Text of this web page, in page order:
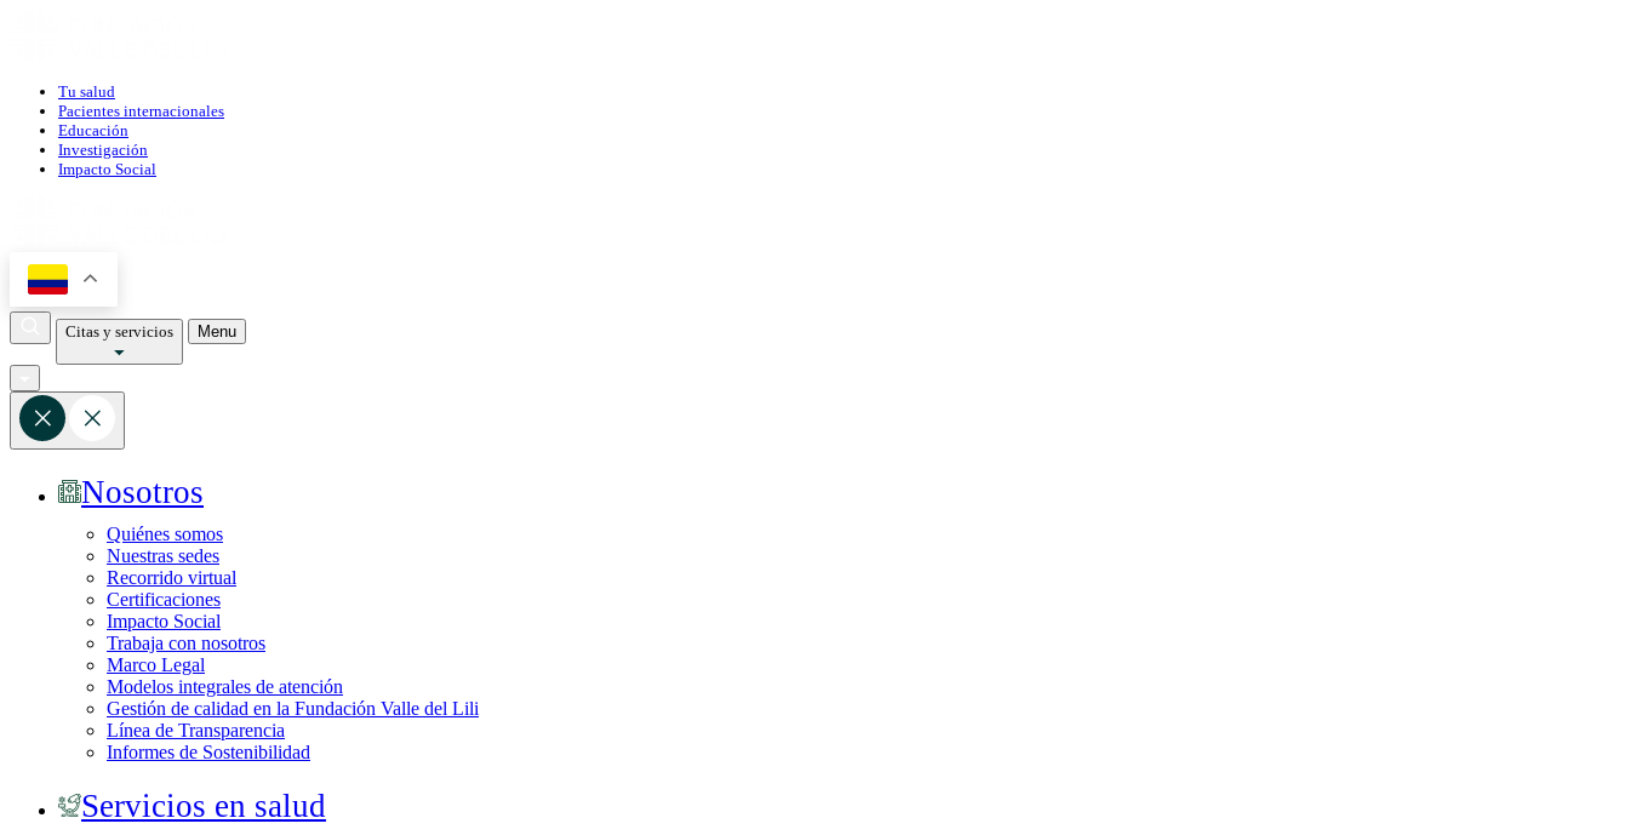
Tu salud
Pacientes internacionales
Educación
Investigación
Impacto Social
Citas y servicios Menu
Nosotros
Quiénes somos
Nuestras sedes
Recorrido virtual
Certificaciones
Impacto Social
Trabaja con nosotros
Marco Legal
Modelos integrales de atención
Gestión de calidad en la Fundación Valle del Lili
Línea de Transparencia
Informes de Sostenibilidad
Servicios en salud